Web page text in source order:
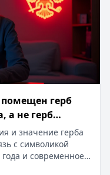
герб
а не герб
и значение герба
с символикой
и современное
кредит на